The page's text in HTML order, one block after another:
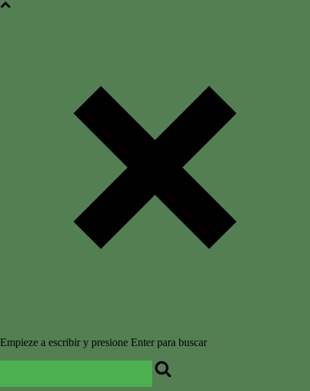
Empieze a escribir y presione Enter para buscar